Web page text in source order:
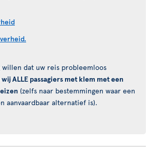
willen dat uw reis probleemloos
ALLE passagiers met klem met een
(zelfs naar bestemmingen waar een
aanvaardbaar alternatief is).